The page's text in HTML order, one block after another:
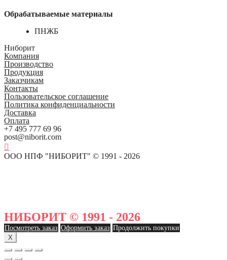
Обрабатываемые материалы
ПНЖБ
Ниборит
Компания
Производство
Продукция
Заказчикам
Контакты
Пользовательское соглашение
Политика конфиденциальности
Доставка
Оплата
+7 495 777 69 96
post@niborit.com
ООО НПФ "НИБОРИТ" © 1991 - 2026
НИБОРИТ © 1991 - 2026
Посмотреть заказ Оформить заказ Продолжить покупки
X